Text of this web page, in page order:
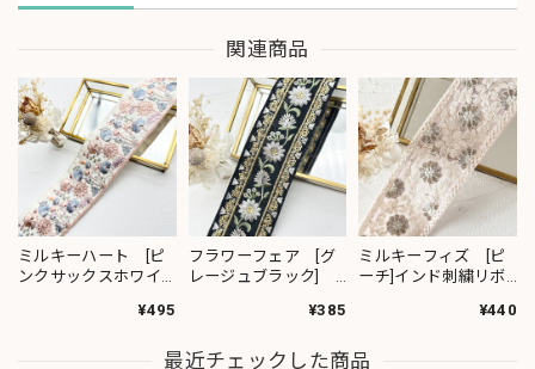
関連商品
ミルキーハート [ピ
ンクサックスホワイ
¥495
フラワーフェア [グ
レージュブラック]
¥385
ミルキーフィズ [ピ
ーチ]インド刺繍リボ
¥440
最近チェックした商品